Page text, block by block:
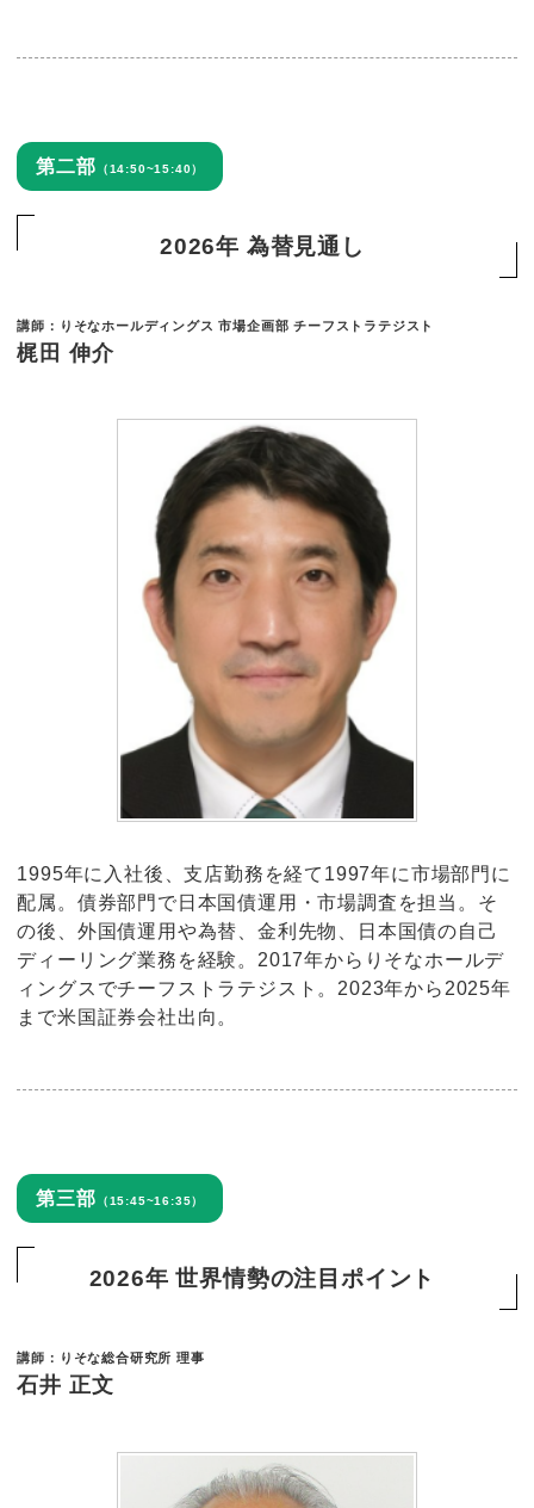
第二部 （14:50~15:40）
2026年 為替見通し
講師：りそなホールディングス 市場企画部 チーフストラテジスト
梶田 伸介
1995年に入社後、支店勤務を経て1997年に市場部門に
配属。債券部門で日本国債運用・市場調査を担当。そ
の後、外国債運用や為替、金利先物、日本国債の自己
ディーリング業務を経験。2017年からりそなホールデ
ィングスでチーフストラテジスト。2023年から2025年
まで米国証券会社出向。
第三部 （15:45~16:35）
2026年 世界情勢の注目ポイント
講師：りそな総合研究所 理事
石井 正文